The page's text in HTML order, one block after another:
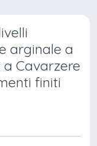
arginale a
Cavarzere
finiti